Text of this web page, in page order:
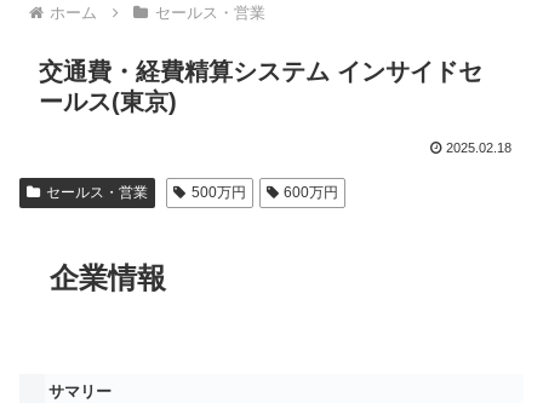
ホーム セールス・営業
交通費・経費精算システム インサイドセ
ールス(東京)
2025.02.18
セールス・営業 500万円 600万円
企業情報
サマリー